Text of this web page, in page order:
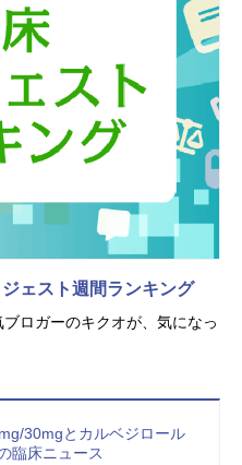
ェスト週間ランキング
ロガーのキクオが、気になっ
30mgとカルベジロール
臨床ニュース